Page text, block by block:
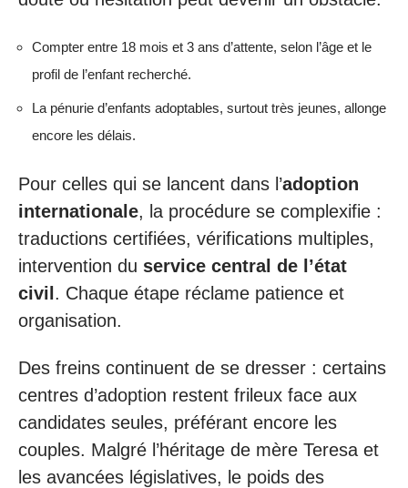
Compter entre 18 mois et 3 ans d’attente, selon l’âge et le
profil de l’enfant recherché.
La pénurie d’enfants adoptables, surtout très jeunes, allonge
encore les délais.
Pour celles qui se lancent dans l’adoption
internationale, la procédure se complexifie :
traductions certifiées, vérifications multiples,
intervention du service central de l’état
civil. Chaque étape réclame patience et
organisation.
Des freins continuent de se dresser : certains
centres d’adoption restent frileux face aux
candidates seules, préférant encore les
couples. Malgré l’héritage de mère Teresa et
les avancées législatives, le poids des